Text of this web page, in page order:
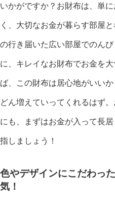
いかがですか？お財布は、単
く、大切なお金が暮らす部屋
の行き届いた広い部屋でのん
に、キレイなお財布でお金を
ば、この財布は居心地がいい
どん増えていってくれるはず
にも、まずはお金が入って長
指しましょう！
色やデザインにこだわっ
気！